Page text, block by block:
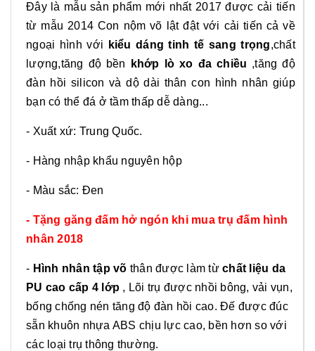
Đây là mẫu sản phẩm mới nhất 2017 được cải tiến
từ mẫu 2014 Con nộm võ lật đật với cải tiến cả về
ngoại hình với
kiểu dáng tinh tế sang trọng,chất
lượng,tăng độ bền
khớp lò xo đa chiều ,tăng độ
đàn hồi silicon và dộ dài thân con hình nhân giúp
bạn có thể đá ở tầm thấp dễ dàng...
- Xuất xứ: Trung Quốc.
- Hàng nhập khẩu nguyên hộp
- Màu sắc: Đen
- Tặng găng đấm hở ngón khi mua trụ đấm hình
nhân 2018
- Hình nhân tập võ thân được làm từchất liệu da
PU cao cấp 4 lớp , Lõi trụ được nhồi bông, vải vụn,
bống chống nén tăng độ đàn hồi cao. Đế được đúc
sẵn khuôn nhựa ABS chịu lực cao, bền hơn so với
các loại trụ thông thường.